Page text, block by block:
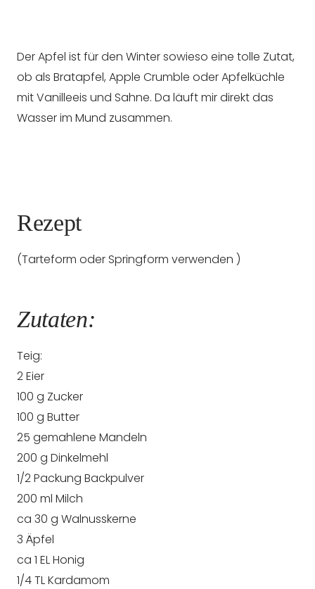
Der Apfel ist für den Winter sowieso eine tolle Zutat,
ob als Bratapfel, Apple Crumble oder Apfelküchle
mit Vanilleeis und Sahne. Da läuft mir direkt das
Wasser im Mund zusammen.
Rezept
(Tarteform oder Springform verwenden )
Zutaten:
Teig:
2 Eier
100 g Zucker
100 g Butter
25 gemahlene Mandeln
200 g Dinkelmehl
1/2 Packung Backpulver
200 ml Milch
ca 30 g Walnusskerne
3 Äpfel
ca 1 EL Honig
1/4 TL Kardamom